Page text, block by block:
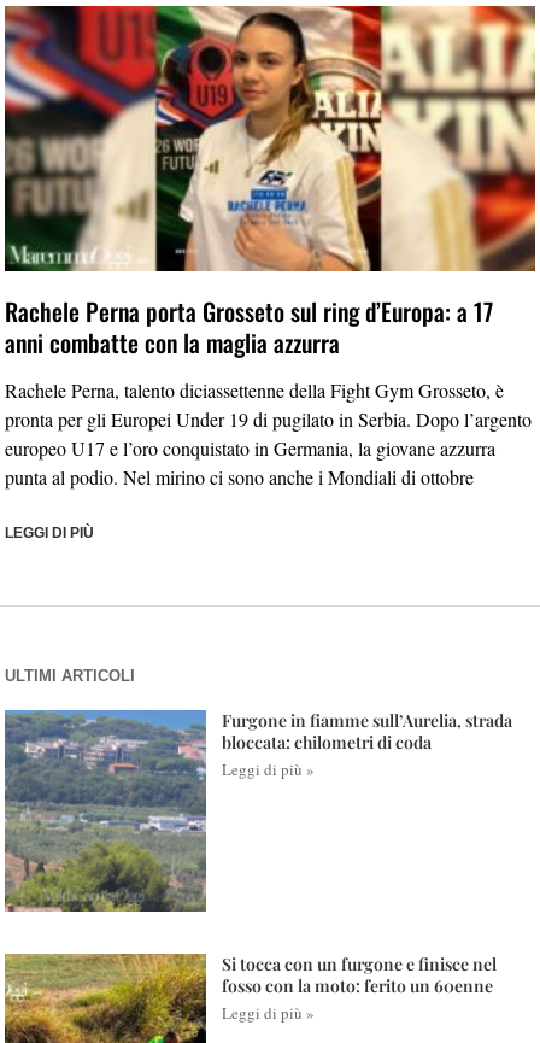
Rachele Perna porta Grosseto sul ring d’Europa: a 17
anni combatte con la maglia azzurra
Rachele Perna, talento diciassettenne della Fight Gym Grosseto, è
pronta per gli Europei Under 19 di pugilato in Serbia. Dopo l’argento
europeo U17 e l’oro conquistato in Germania, la giovane azzurra
punta al podio. Nel mirino ci sono anche i Mondiali di ottobre
LEGGI DI PIÙ
ULTIMI ARTICOLI
Furgone in fiamme sull’Aurelia, strada
bloccata: chilometri di coda
Leggi di più »
Si tocca con un furgone e finisce nel
fosso con la moto: ferito un 60enne
Leggi di più »